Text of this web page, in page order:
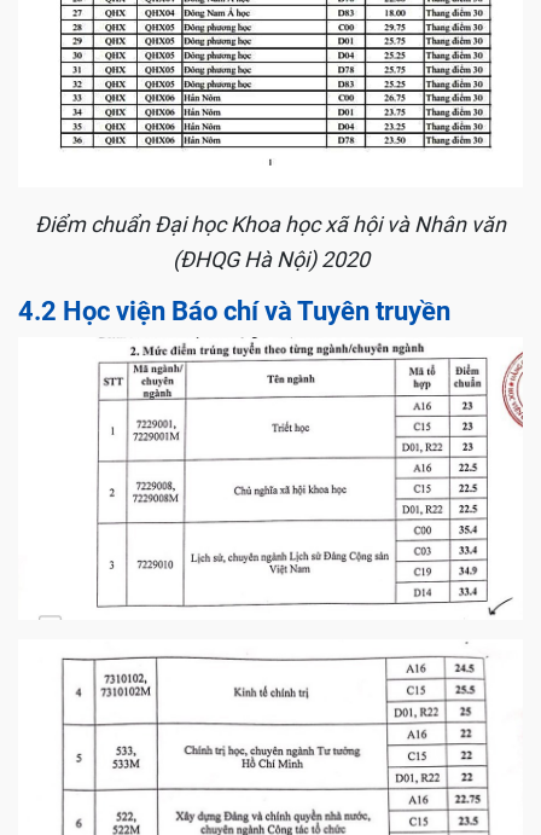
Điểm chuẩn Đại học Khoa học xã hội và Nhân văn
(ĐHQG Hà Nội) 2020
4.2 Học viện Báo chí và Tuyên truyền